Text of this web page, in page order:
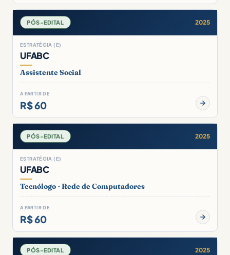
PÓS-EDITAL 2025
ESTRATÉGIA (E)
UFABC
Assistente Social
A PARTIR DE
R$ 60
PÓS-EDITAL 2025
ESTRATÉGIA (E)
UFABC
Tecnólogo - Rede de Computadores
A PARTIR DE
R$ 60
PÓS-EDITAL 2025